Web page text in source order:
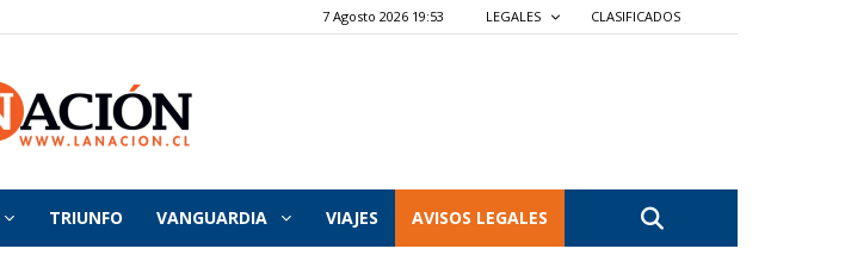
7 Agosto 2026 19:53 LEGALES CLASIFICADOS
La
TRIUNFO VANGUARDIA VIAJES AVISOS LEGALES